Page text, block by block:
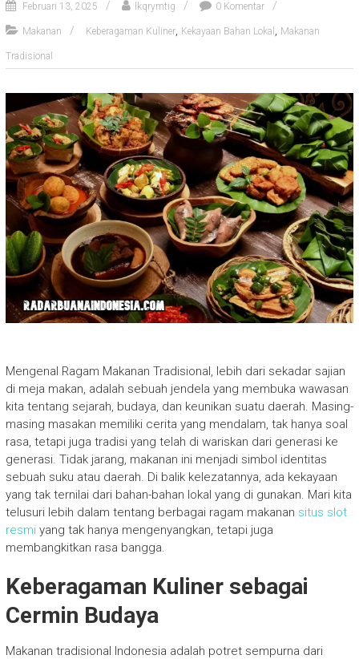
Februari 13, 2025 lkqrymtig 0 Komentar
Makanan Keberagaman Kuliner, Kekayaan Bahan Lokal , Makanan
Tradisional
Mengenal Ragam Makanan Tradisional, lebih dari sekadar sajian
di meja makan, adalah sebuah jendela yang membuka wawasan
kita tentang sejarah, budaya, dan keunikan suatu daerah. Masing-
masing masakan memiliki cerita yang mendalam, tak hanya soal
rasa, tetapi juga tradisi yang telah di wariskan dari generasi ke
generasi. Tidak jarang, makanan ini menjadi simbol identitas
sebuah suku atau daerah. Di balik kelezatannya, ada kekayaan
yang tak ternilai dari bahan-bahan lokal yang di gunakan. Mari kita
telusuri lebih dalam tentang berbagai ragam makanan situs slot
resmiyang tak hanya mengenyangkan, tetapi juga
membangkitkan rasa bangga.
Keberagaman Kuliner sebagai
Cermin Budaya
Makanan tradisional Indonesia adalah potret sempurna dari